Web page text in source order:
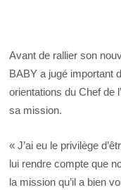
Avant de rallier son
BABY a jugé important
orientations du Chef de
sa mission.
« J’ai eu le privilège
lui rendre compte que
la mission qu’il a bien